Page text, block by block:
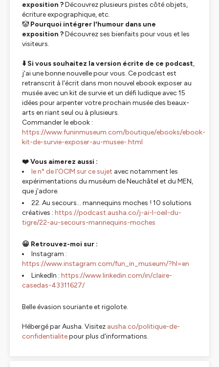
exposition ?Découvrez plusieurs pistes côté objets,
écriture expographique, etc.
🤡 Pourquoi intégrer l'humour dans une
exposition ?Découvrez ses bienfaits pour vous et les
visiteurs.
⬇️ Si vous souhaitez la version écrite de ce podcast,
j'ai une bonne nouvelle pour vous. Ce podcast est
retranscrit à l'écrit dans mon nouvel ebook exposer au
musée avec un kit de survie et un défi ludique avec 15
idées pour arpenter votre prochain musée des beaux-
arts en riant seul ou à plusieurs.
Commander le ebook :
https://www.funinmuseum.com/boutique/ebooks/ebook-
kit-de-survie-exposer-au-musee-.html
❤️ Vous aimerez aussi :
le n° de l'OCIM sur ce sujet avec notamment les
expérimentations du muséum de Neuchâtel et du MEN,
que j'adore.
22. Au secours... mannequins moches ! 10 solutions
créatives : https://podcast.ausha.co/j-ai-l-oeil-du-
tigre/22-au-secours-mannequins-moches
😀 Retrouvez-moi sur :
Instagram :
https://www.instagram.com/fun_in_museum/?hl=en
LinkedIn : https://www.linkedin.com/in/claire-
casedas-43311627/
Belle évasion souriante et rigolote.
Hébergé par Ausha. Visitez ausha.co/politique-de-
confidentialitepour plus d'informations.